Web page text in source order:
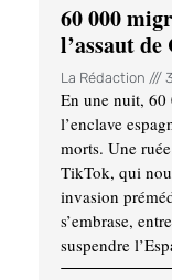
60 000
l’assaut de
La Rédaction
En une nuit, 60
l’enclave
morts. Une
TikTok, qui
invasion
s’embrase,
suspendre